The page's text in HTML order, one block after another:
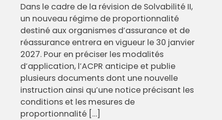
Dans le cadre de la révision de Solvabilité II,
un nouveau régime de proportionnalité
destiné aux organismes d’assurance et de
réassurance entrera en vigueur le 30 janvier
2027. Pour en préciser les modalités
d’application, l’ACPR anticipe et publie
plusieurs documents dont une nouvelle
instruction ainsi qu’une notice précisant les
conditions et les mesures de
proportionnalité […]